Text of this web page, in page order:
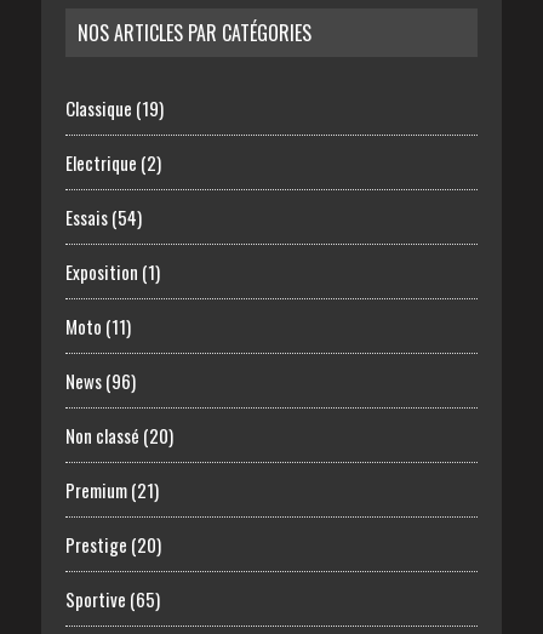
NOS ARTICLES PAR CATÉGORIES
Classique (19)
Electrique (2)
Essais(54)
Exposition (1)
Moto (11)
News(96)
Non classé (20)
Premium(21)
Prestige (20)
Sportive (65)